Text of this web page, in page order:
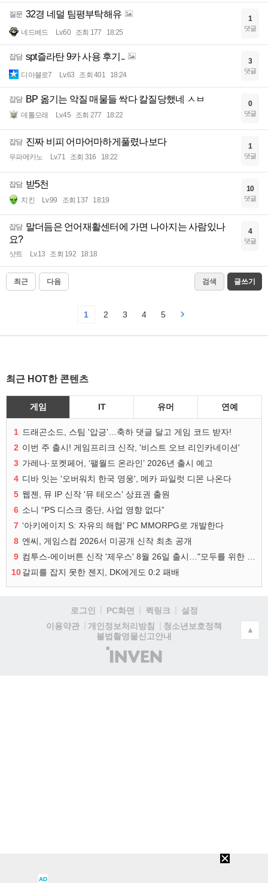
질문 32경 네덜 팀평부탁해유
네드베드 Lv.60 조회 177 18:25
1
댓글
잡담 spt즐라탄 9카 사용 후기..
디아블로7 Lv.63 조회 401 18:24
3
댓글
잡담 BP 옮기는 악질 매물들 싹다 칼질당했네 ㅅㅂ
데톨모래 Lv.45 조회 277 18:22
0
댓글
잡담 진짜 비피 어마어마하게풀렸나보다
우파메카노 Lv.71 조회 316 18:22
1
댓글
잡담 받5천
치킨 Lv.99 조회 137 18:19
10
댓글
잡담 말더듬은 언어재활센터에 가면 나아지는 사람있나
요?
샷트 Lv.13 조회 192 18:18
4
댓글
최근 다음 검색 글쓰기
1 2 3 4 5
최근 HOT한 콘텐츠
게임 IT 유머 연예
1 드래곤소드, 스팀 '압긍'…축하 댓글 달고 게임 코드 받자!
2 이번 주 출시! 게임프리크 신작, '비스트 오브 리인카네이션'
3 가레나·포켓페어, ‘팰월드 온라인’ 2026년 출시 예고
4 디바 잇는 '오버워치 한국 영웅', 메카 파일럿 디몬 나온다
5 웹젠, 뮤 IP 신작 '뮤 테오스' 상표권 출원
6 소니 “PS 디스크 중단, 사업 영향 없다”
7 ‘아키에이지 S: 자유의 해협’ PC MMORPG로 개발한다
8 엔씨, 게임스컴 2026서 미공개 신작 최초 공개
9
10갈피를 잡지 못한 젠지, DK에게도 0:2 패배
로그인 PC화면 퀵링크
설정
이용약관
개인정보처리방침
청소년보호정책
불법촬영물신고안내
(주)
인
▲
AD